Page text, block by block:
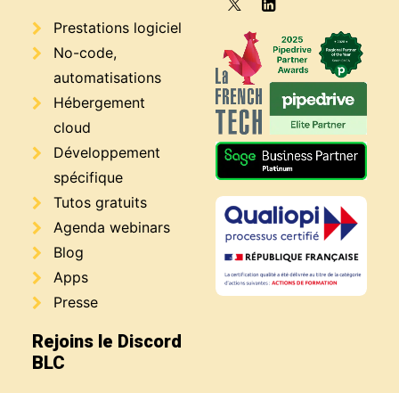
Prestations logiciel
No-code,
automatisations
Hébergement
cloud
Développement
spécifique
Tutos gratuits
Agenda webinars
Blog
Apps
Presse
Rejoins le Discord
BLC